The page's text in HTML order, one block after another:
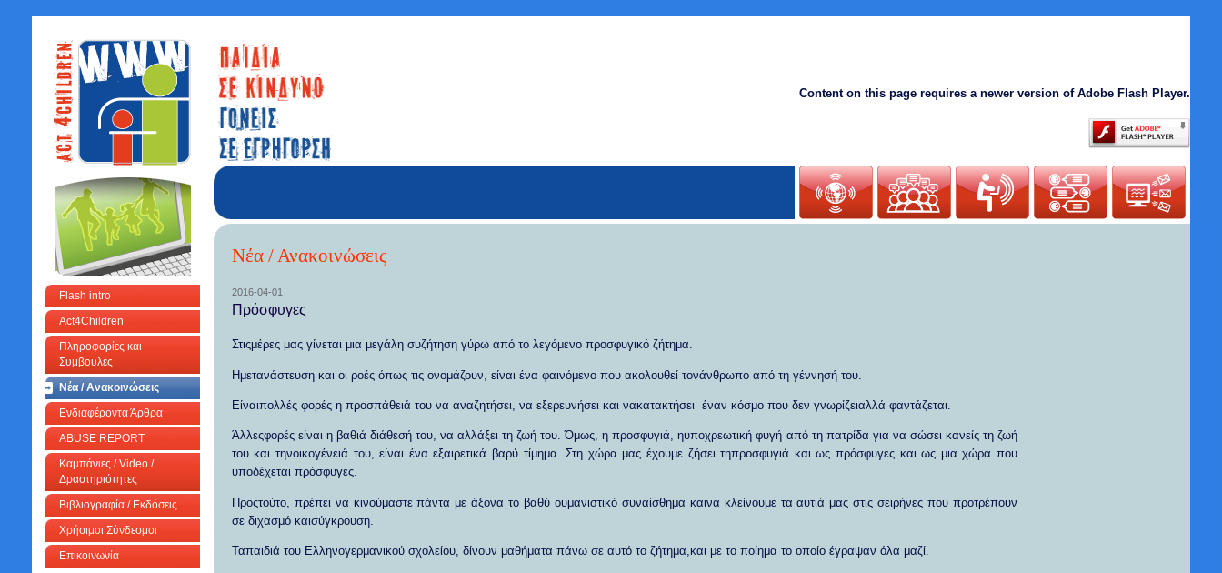
Flash intro
Act4Children
Πληροφορίες και
Συμβουλές
Νέα / Ανακοινώσεις
Ενδιαφέροντα Άρθρα
ABUSE REPORT
Καμπάνιες / Video /
Δραστηριότητες
Βιβλιογραφία / Εκδόσεις
Χρήσιμοι Σύνδεσμοι
Επικοινωνία
Content on this page requires a newer version of Adobe Flash Player.
Νέα / Ανακοινώσεις
2016-04-01
Πρόσφυγες
Στιςμέρες μας γίνεται μια μεγάλη συζήτηση γύρω από το λεγόμενο προσφυγικό ζήτημα.
Ημετανάστευση και οι ροές όπως τις ονομάζουν, είναι ένα φαινόμενο που ακολουθεί τονάνθρωπο από τη γέννησή του.
Είναιπολλές φορές η προσπάθειά του να αναζητήσει, να εξερευνήσει και νακατακτήσει έναν κόσμο που δεν γνωρίζειαλλά φαντάζεται.
Άλλεςφορές είναι η βαθιά διάθεσή του, να αλλάξει τη ζωή του. Όμως, η προσφυγιά, ηυποχρεωτική φυγή από τη πατρίδα για να σώσει κανείς τη ζωή
του και τηνοικογένειά του, είναι ένα εξαιρετικά βαρύ τίμημα. Στη χώρα μας έχουμε ζήσει τηπροσφυγιά και ως πρόσφυγες και ως μια χώρα που
υποδέχεται πρόσφυγες.
Προςτούτο, πρέπει να κινούμαστε πάντα με άξονα το βαθύ ουμανιστικό συναίσθημα καινα κλείνουμε τα αυτιά μας στις σειρήνες που προτρέπουν
σε διχασμό καισύγκρουση.
Ταπαιδιά του Ελληνογερμανικού σχολείου, δίνουν μαθήματα πάνω σε αυτό το ζήτημα,και με το ποίημα το οποίο έγραψαν όλα μαζί.